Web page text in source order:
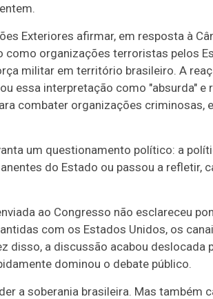
Exteriores afirmar, em resposta à
como organizações terroristas pelos
militar em território brasileiro. A
essa interpretação como "absurda" e
combater organizações criminosas,
um questionamento político: a
do Estado ou passou a refletir,
ao Congresso não esclareceu
com os Estados Unidos, os
disso, a discussão acabou deslocada
dominou o debate público.
a soberania brasileira. Mas também